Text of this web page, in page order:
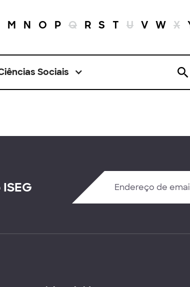
M N O P Q R S T U V W X
Sociais